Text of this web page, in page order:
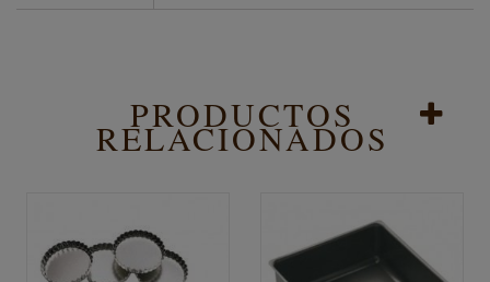
PRODUCTOS
RELACIONADOS